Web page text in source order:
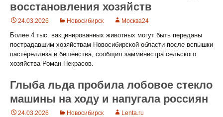
восстановления хозяйств
24.03.2026 Новосибирск Москва24
Более 4 тыс. вакцинированных животных могут быть переданы
пострадавшим хозяйствам Новосибирской области после вспышки
пастереллеза и бешенства, сообщил замминистра сельского
хозяйства Роман Некрасов.
Глыба льда пробила лобовое стекло
машины на ходу и напугала россиян
24.03.2026 Новосибирск Lenta.ru